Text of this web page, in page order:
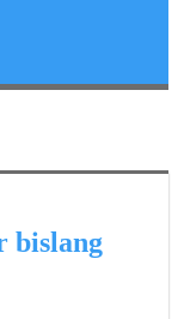
bislang